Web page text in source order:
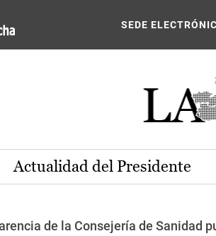
SEDE
Actualidad del Presidente
de la Consejería de Sanidad